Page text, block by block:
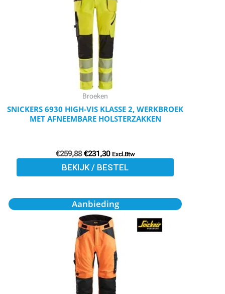
Broeken
SNICKERS 6930 HIGH-VIS KLASSE 2, WERKBROEK
MET AFNEEMBARE HOLSTERZAKKEN
€259,88 €231,30 Excl.Btw
BEKIJK / BESTEL
meerdere
variaties.
Deze
optie
kan
gekozen
worden
op
de
Aanbieding
Oorspronkelijke
prijs
was:
€164,95.
Huidige
prijs
is:
€146,81.
Dit
product
heeft
meerdere
variaties.
Deze
optie